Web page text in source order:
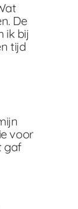
De
ik bij
tijd
voor
gaf